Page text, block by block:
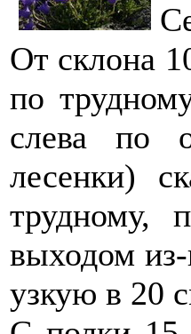
От склона
по
слева по
лесенки)
трудному,
выходом
узкую в 20